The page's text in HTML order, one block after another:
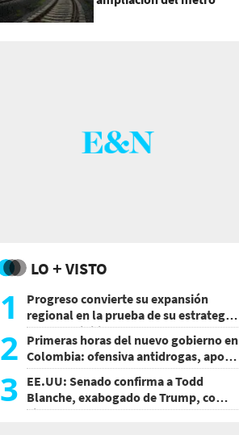
LO + VISTO
1
Progreso convierte su expansión
regional en la prueba de su estrategia
de sostenibilidad
2 Primeras horas del nuevo gobierno en
Colombia: ofensiva antidrogas, apoyo
de EE.UU. y un atentado
3 EE.UU: Senado confirma a Todd
Blanche, exabogado de Trump, como
Fiscal General